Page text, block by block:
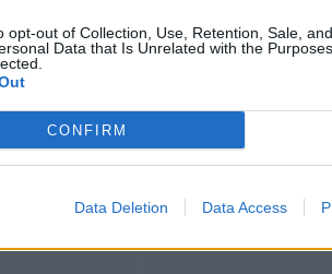
opt-out of Collection, Use, Retention, Sale,
Data that Is Unrelated with the
CONFIRM
Data Deletion Data Access
Registrati Redazione Invia notizia
Gallerie Fotografiche